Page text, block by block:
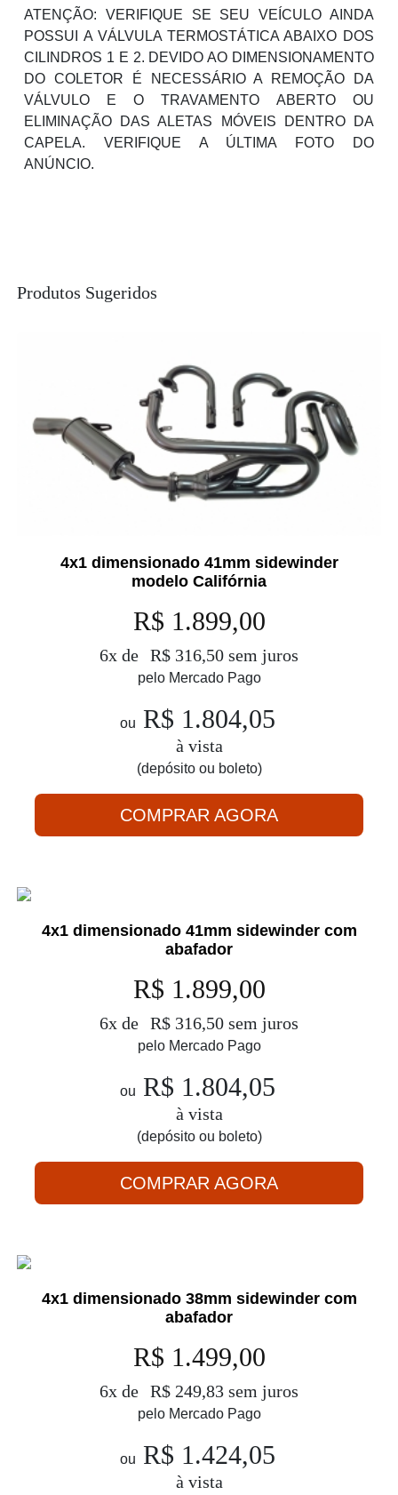
ATENÇÃO: VERIFIQUE SE SEU VEÍCULO AINDA
POSSUI A VÁLVULA TERMOSTÁTICA ABAIXO DOS
CILINDROS 1 E 2. DEVIDO AO DIMENSIONAMENTO
DO COLETOR É NECESSÁRIO A REMOÇÃO DA
VÁLVULO E O TRAVAMENTO ABERTO OU
ELIMINAÇÃO DAS ALETAS MÓVEIS DENTRO DA
CAPELA. VERIFIQUE A ÚLTIMA FOTO DO
ANÚNCIO.
Produtos Sugeridos
4x1 dimensionado 41mm sidewinder
modelo Califórnia
R$ 1.899,00
6x de R$ 316,50 sem juros
pelo Mercado Pago
ou R$ 1.804,05
à vista
(depósito ou boleto)
COMPRAR AGORA
4x1 dimensionado 41mm sidewinder com
abafador
R$ 1.899,00
6x de R$ 316,50 sem juros
pelo Mercado Pago
ou R$ 1.804,05
à vista
(depósito ou boleto)
COMPRAR AGORA
4x1 dimensionado 38mm sidewinder com
abafador
R$ 1.499,00
6x de R$ 249,83 sem juros
pelo Mercado Pago
ou R$ 1.424,05
à vista